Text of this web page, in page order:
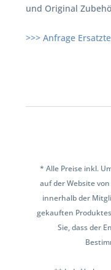
und Original
>>> Anfrage
* Alle Preise inkl.
auf der Website
innerhalb der
gekauften
Sie, dass der